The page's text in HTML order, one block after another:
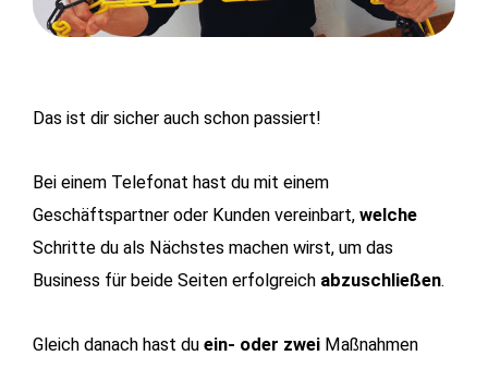
Das ist dir sicher auch schon passiert!
Bei einem Telefonat hast du mit einem
Geschäftspartner oder Kunden vereinbart, welche
Schritte du als Nächstes machen wirst, um das
Business für beide Seiten erfolgreich abzuschließen.
Gleich danach hast du ein- oder zwei Maßnahmen